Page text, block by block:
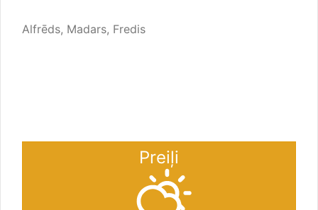
Alfrēds, Madars, Fredis
Preiļi